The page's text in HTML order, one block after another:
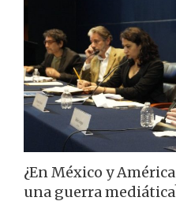
¿En México y
una guerra